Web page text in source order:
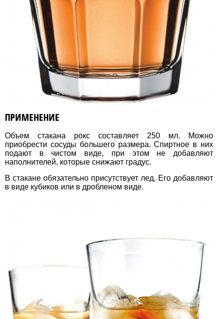
ПРИМЕНЕНИЕ
Объем стакана рокс составляет 250 мл. Можно
приобрести сосуды большего размера. Спиртное в них
подают в чистом виде, при этом не добавляют
наполнителей, которые снижают градус.
В стакане обязательно присутствует лед. Его добавляют
в виде кубиков или в дробленом виде.